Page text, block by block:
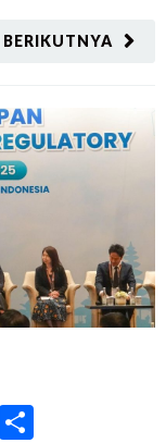
BERIKUTNYA
Print